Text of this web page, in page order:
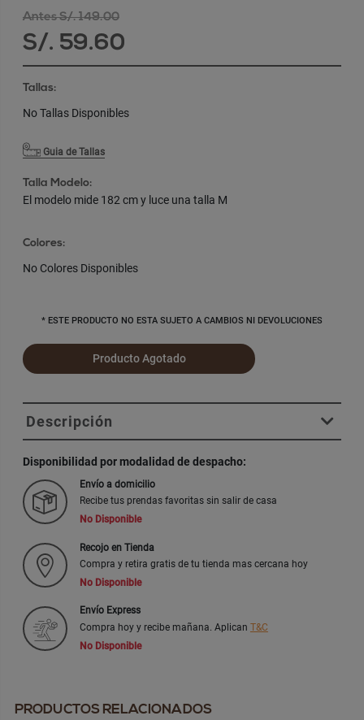
Antes S/. 149.00
S/. 59.60
Tallas:
No Tallas Disponibles
Guia de Tallas
Talla Modelo:
El modelo mide 182 cm y luce una talla M
Colores:
No Colores Disponibles
* ESTE PRODUCTO NO ESTA SUJETO A CAMBIOS NI DEVOLUCIONES
Producto Agotado
Descripción
Disponibilidad por modalidad de despacho:
Envío a domicilio
Recibe tus prendas favoritas sin salir de casa
No Disponible
Recojo en Tienda
Compra y retira gratis de tu tienda mas cercana hoy
No Disponible
Envío Express
Compra hoy y recibe mañana. Aplican T&C
No Disponible
PRODUCTOS RELACIONADOS